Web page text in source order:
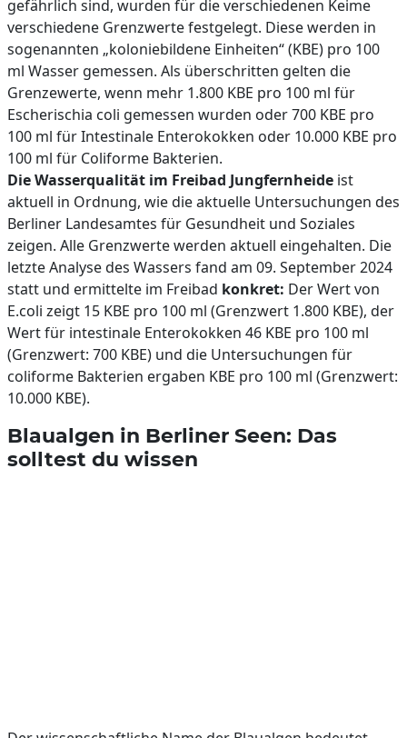
gefährlich sind, wurden für die verschiedenen Keime
verschiedene Grenzwerte festgelegt. Diese werden in
sogenannten „koloniebildene Einheiten“ (KBE) pro 100
ml Wasser gemessen. Als überschritten gelten die
Grenzewerte, wenn mehr 1.800 KBE pro 100 ml für
Escherischia coli gemessen wurden oder 700 KBE pro
100 ml für Intestinale Enterokokken oder 10.000 KBE pro
100 ml für Coliforme Bakterien.
Die Wasserqualität im Freibad Jungfernheide ist
aktuell in Ordnung, wie die aktuelle Untersuchungen des
Berliner Landesamtes für Gesundheit und Soziales
zeigen. Alle Grenzwerte werden aktuell eingehalten. Die
letzte Analyse des Wassers fand am 09. September 2024
statt und ermittelte im Freibad konkret: Der Wert von
E.coli zeigt 15 KBE pro 100 ml (Grenzwert 1.800 KBE), der
Wert für intestinale Enterokokken 46 KBE pro 100 ml
(Grenzwert: 700 KBE) und die Untersuchungen für
coliforme Bakterien ergaben KBE pro 100 ml (Grenzwert:
10.000 KBE).
Blaualgen in Berliner Seen: Das
solltest du wissen